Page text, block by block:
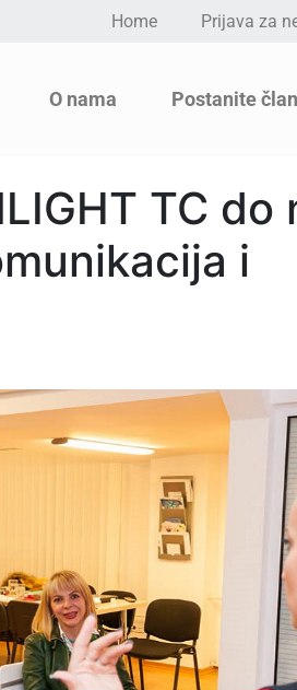
Home Prijava za
O nama Postanite član
TC do
i